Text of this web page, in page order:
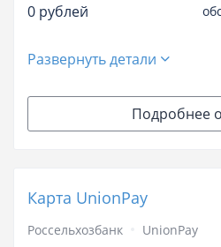
0 рублей
Развернуть детали
Подробнее
Карта UnionPay
Россельхозбанк UnionPay